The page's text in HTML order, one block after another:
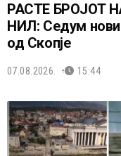
РАСТЕ БРОЈОТ
НИЛ: Седум нови
од Скопје
07.08.2026. 15:44